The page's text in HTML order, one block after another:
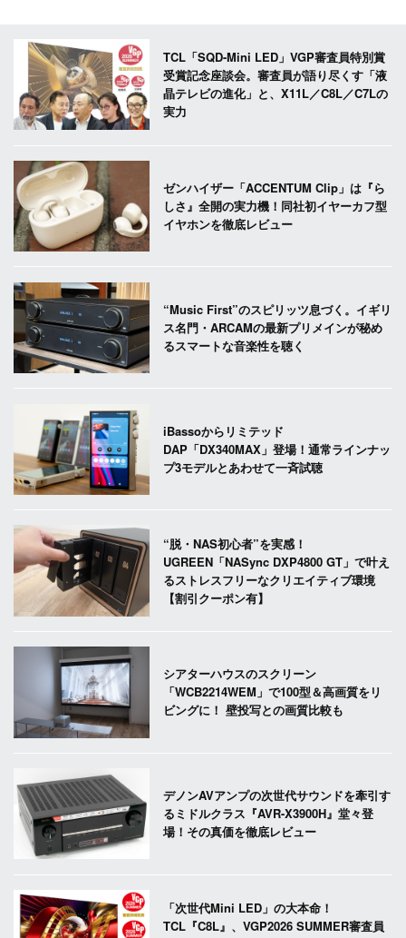
TCL「SQD-Mini LED」VGP審査員特別賞
受賞記念座談会。審査員が語り尽くす「液
晶テレビの進化」と、X11L／C8L／C7Lの
実力
ゼンハイザー「ACCENTUM Clip」は『ら
しさ』全開の実力機！同社初イヤーカフ型
イヤホンを徹底レビュー
“Music First”のスピリッツ息づく。イギリ
ス名門・ARCAMの最新プリメインが秘め
るスマートな音楽性を聴く
iBassoからリミテッド
DAP「DX340MAX」登場！通常ラインナッ
プ3モデルとあわせて一斉試聴
“脱・NAS初心者”を実感！
UGREEN「NASync DXP4800 GT」で叶え
るストレスフリーなクリエイティブ環境
【割引クーポン有】
シアターハウスのスクリーン
「WCB2214WEM」で100型＆高画質をリ
ビングに！ 壁投写との画質比較も
デノンAVアンプの次世代サウンドを牽引す
るミドルクラス『AVR-X3900H』堂々登
場！その真価を徹底レビュー
「次世代Mini LED」の大本命！
TCL『C8L』、VGP2026 SUMMER審査員